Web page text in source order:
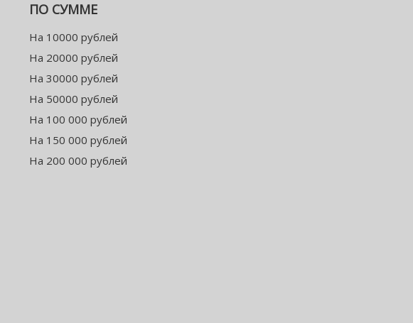
ПО СУММЕ
На 10000 рублей
На 20000 рублей
На 30000 рублей
На 50000 рублей
На 100 000 рублей
На 150 000 рублей
На 200 000 рублей